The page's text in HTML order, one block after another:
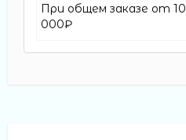
При общем заказе от 10
000₽